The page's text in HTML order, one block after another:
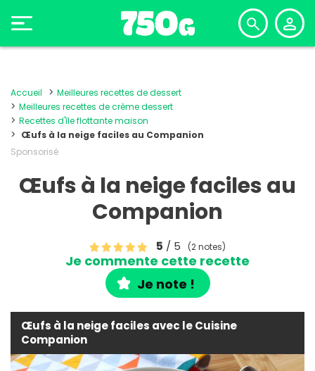
Accueil
Meilleures recettes de dessert
Meilleures recettes de crème dessert
Recettes d'île flottante maison
Œufs à la neige faciles au Companion
Sponsorisé
Œufs à la neige faciles au
Companion
5 / 5 (2 notes)
Je commente cette recette
Je note !
Œufs à la neige faciles avec le Cuisine
Companion